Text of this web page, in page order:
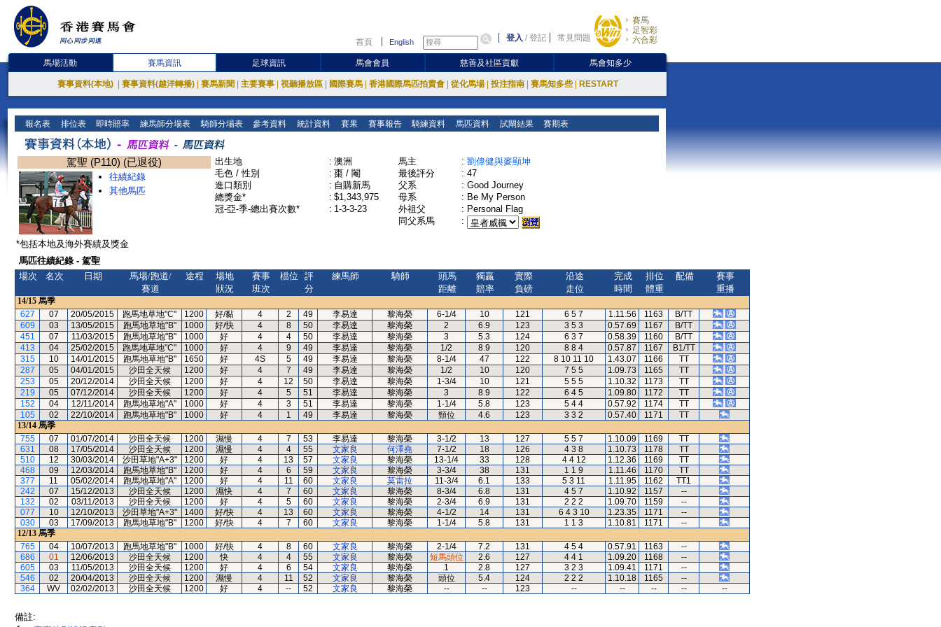
首頁 English 登入 /登記 常見問題
賽馬
足智彩
六合彩
馬場活動 賽馬資訊 足球資訊 馬會會員 慈善及社區貢獻 馬會知多少
賽事資料(本地) 賽事資料(越洋轉播) 賽馬新聞 主要賽事 視聽播放區 國際賽馬 香港國際馬匹拍賣會 從化馬場 投注指南 賽馬知多些 RESTART
報名表 排位表 即時賠率 練馬師分場表 騎師分場表 參考資料 統計資料 賽果 賽事報告 騎練資料 馬匹資料 試閘結果 賽期表
駕聖 (P110) (已退役)
往績紀錄
其他馬匹
出生地 : 澳洲
毛色 / 性別
: 棗 / 閹
進口類別
: 自購新馬
總獎金*
: $1,343,975
冠-亞-季-總出賽次數*
: 1-3-3-23
馬主 : 劉偉健與麥顯坤
最後評分
: 47
父系
: Good Journey
母系
: Be My Person
外祖父
: Personal Flag
同父系馬
:
*包括本地及海外賽績及獎金
馬匹往績紀錄 - 駕聖
場次
名次 日期
馬場/跑道/
賽道
途程
場地
狀況
賽事
班次
檔位
評
分
練馬師 騎師
頭馬
距離
獨贏
賠率
實際
負磅
沿途
走位
完成
時間
排位
體重
配備
賽事
重播
14/15 馬季
627
07 20/05/2015 跑馬地草地"C" 1200 好/黏 4 2 49 李易達 黎海榮 6-1/4 10 121 6 5 7 1.11.56 1163
B/TT
609
03 13/05/2015 跑馬地草地"B" 1000 好/快 4 8 50 李易達 黎海榮 2 6.9 123 3 5 3 0.57.69 1167
B/TT
451
07 11/03/2015 跑馬地草地"B" 1000 好 4 4 50 李易達 黎海榮 3 5.3 124 6 3 7 0.58.39 1160
B/TT
413
04 25/02/2015 跑馬地草地"C" 1000 好 4 9 49 李易達 黎海榮 1/2 8.9 120 8 8 4 0.57.87 1167
B1/TT
315
10 14/01/2015 跑馬地草地"B" 1650 好 4S 5 49 李易達 黎海榮 8-1/4 47 122 8 10 11 10 1.43.07 1166
TT
287
05 04/01/2015 沙田全天候 1200 好 4 7 49 李易達 黎海榮 1/2 10 120 7 5 5 1.09.73 1165
TT
253
05 20/12/2014 沙田全天候 1200 好 4 12 50 李易達 黎海榮 1-3/4 10 121 5 5 5 1.10.32 1173
TT
219
05 07/12/2014 沙田全天候 1200 好 4 5 51 李易達 黎海榮 3 8.9 122 6 4 5 1.09.80 1172
TT
152
04 12/11/2014 跑馬地草地"A" 1000 好 4 3 51 李易達 黎海榮 1-1/4 5.8 123 5 4 4 0.57.92 1174
TT
105
02 22/10/2014 跑馬地草地"B" 1000 好 4 1 49 李易達 黎海榮 頸位 4.6 123 3 3 2 0.57.40 1171
TT
13/14 馬季
755
07 01/07/2014 沙田全天候 1200 濕慢 4 7 53 李易達 黎海榮 3-1/2 13 127 5 5 7 1.10.09 1169
TT
631
08 17/05/2014 沙田全天候 1200 濕慢 4 4 55 文家良 何澤堯 7-1/2 18 126 4 3 8 1.10.73 1178
TT
510
12 30/03/2014 沙田草地"A+3" 1200 好 4 13 57 文家良 黎海榮 13-1/4 33 128 4 4 12 1.12.36 1169
TT
468
09 12/03/2014 跑馬地草地"B" 1200 好 4 6 59 文家良 黎海榮 3-3/4 38 131 1 1 9 1.11.46 1170
TT
377
11 05/02/2014 跑馬地草地"A" 1200 好 4 11 60 文家良 莫雷拉 11-3/4 6.1 133 5 3 11 1.11.95 1162
TT1
242
07 15/12/2013 沙田全天候 1200 濕快 4 7 60 文家良 黎海榮 8-3/4 6.8 131 4 5 7 1.10.92 1157
--
132
02 03/11/2013 沙田全天候 1200 好 4 5 60 文家良 黎海榮 2-3/4 6.9 131 2 2 2 1.09.70 1159
--
077
10 12/10/2013 沙田草地"A+3" 1400 好/快 4 13 60 文家良 黎海榮 4-1/2 14 131 6 4 3 10 1.23.35 1171
--
030
03 17/09/2013 跑馬地草地"B" 1200 好/快 4 7 60 文家良 黎海榮 1-1/4 5.8 131 1 1 3 1.10.81 1171
--
12/13 馬季
765
04 10/07/2013 跑馬地草地"B" 1000 好/快 4 8 60 文家良 黎海榮 2-1/4 7.2 131 4 5 4 0.57.91 1163
--
686
01 12/06/2013 沙田全天候 1200 快 4 4 55 文家良 黎海榮 短馬頭位 2.6 127 4 4 1 1.09.20 1168
--
605
03 11/05/2013 沙田全天候 1200 好 4 6 54 文家良 黎海榮 1 2.8 127 3 2 3 1.09.41 1171
--
546
02 20/04/2013 沙田全天候 1200 濕慢 4 11 52 文家良 黎海榮 頭位 5.4 124 2 2 2 1.10.18 1165
--
364
WV 02/02/2013 沙田全天候 1200 好 4 -- 52 文家良 黎海榮 -- -- 123 -- -- -- -- --
備註: